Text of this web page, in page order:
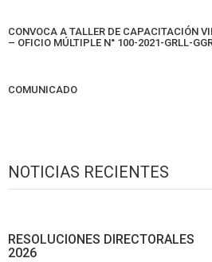
CONVOCA A TALLER DE CAPACITACIÓN
– OFICIO MÚLTIPLE N° 100-2021-GRLL-
COMUNICADO
NOTICIAS RECIENTES
RESOLUCIONES DIRECTORALES
2026